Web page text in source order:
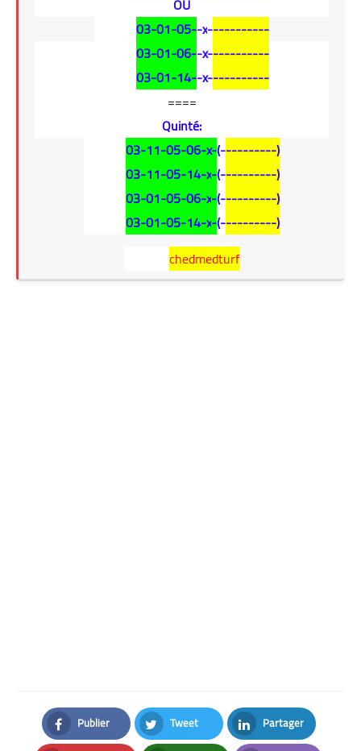
OU
03-01-05--x-----------
03-01-06--x-----------
03-01-14--x-----------
====
Quinté:
03-11-05-06-x-(----------)
03-11-05-14-x-(----------)
03-01-05-06-x-(----------)
03-01-05-14-x-(----------)
chedmedturf
Publier
Facebook
Tweet
Twitter
Partager
LinkedIn